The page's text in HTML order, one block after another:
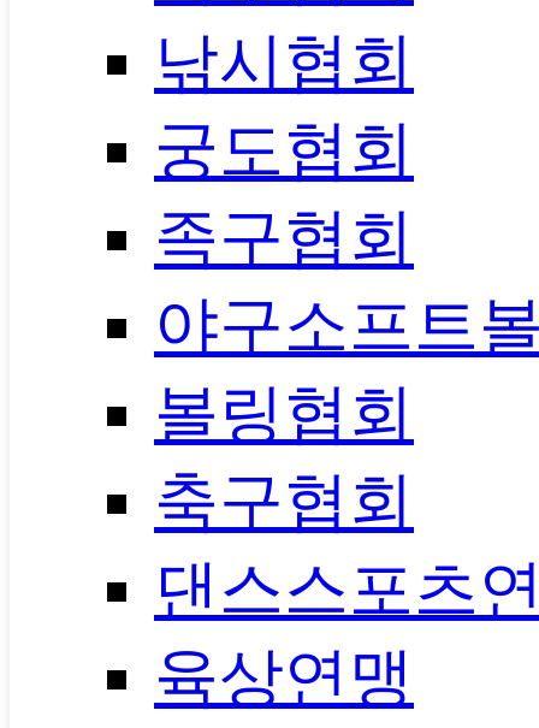
낚시협회
궁도협회
족구협회
야구소프트
볼링협회
축구협회
댄스스포츠
육상연맹